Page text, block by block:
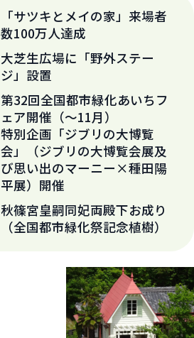
「サツキとメイの家」来場者
数100万人達成
大芝生広場に「野外ステー
ジ」設置
第32回全国都市緑化あいちフ
ェア開催（～11月）
特別企画「ジブリの大博覧
会」（ジブリの大博覧会展及
び思い出のマーニー×種田陽
平展）開催
秋篠宮皇嗣同妃両殿下お成り
（全国都市緑化祭記念植樹）